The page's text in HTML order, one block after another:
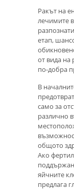
Ракът на
лечимите
етап,
от вида
по-добра
В
само за
различно
общото
Ако
яйчните
предлага